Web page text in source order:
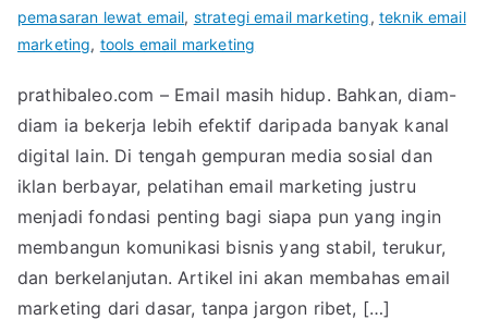
pemasaran lewat email, strategi email marketing, teknik email
marketing, tools email marketing
prathibaleo.com – Email masih hidup. Bahkan, diam-
diam ia bekerja lebih efektif daripada banyak kanal
digital lain. Di tengah gempuran media sosial dan
iklan berbayar, pelatihan email marketing justru
menjadi fondasi penting bagi siapa pun yang ingin
membangun komunikasi bisnis yang stabil, terukur,
dan berkelanjutan. Artikel ini akan membahas email
marketing dari dasar, tanpa jargon ribet, […]